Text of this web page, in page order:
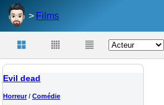
Films
Evil dead
Horreur/ Comédie